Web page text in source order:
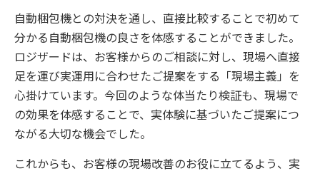
自動梱包機との対決を通し、直接比較することで初めて
分かる自動梱包機の良さを体感することができました。
ロジザードは、お客様からのご相談に対し、現場へ直接
足を運び実運用に合わせたご提案をする「現場主義」を
心掛けています。今回のような体当たり検証も、現場で
の効果を体感することで、実体験に基づいたご提案につ
ながる大切な機会でした。
これからも、お客様の現場改善のお役に立てるよう、実